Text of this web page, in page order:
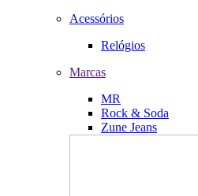
Acessórios
Relógios
Marcas
MR
Rock & Soda
Zune Jeans